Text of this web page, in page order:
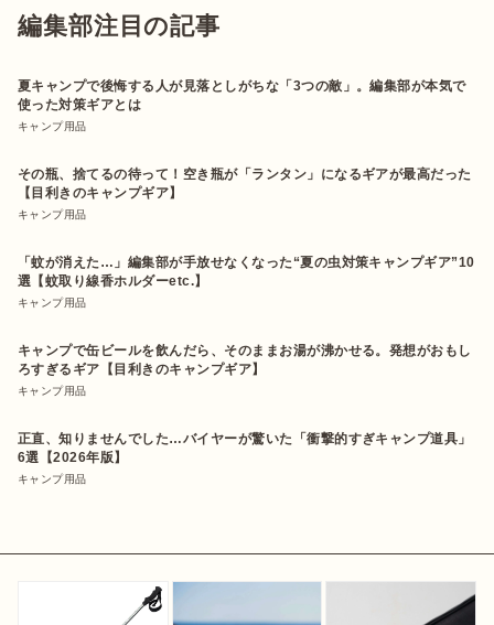
編集部注目の記事
夏キャンプで後悔する人が見落としがちな「3つの敵」。編集部が本気で
使った対策ギアとは
キャンプ用品
その瓶、捨てるの待って！空き瓶が「ランタン」になるギアが最高だった
【目利きのキャンプギア】
キャンプ用品
「蚊が消えた…」編集部が手放せなくなった“夏の虫対策キャンプギア”10
選【蚊取り線香ホルダーetc.】
キャンプ用品
キャンプで缶ビールを飲んだら、そのままお湯が沸かせる。発想がおもし
ろすぎるギア【目利きのキャンプギア】
キャンプ用品
正直、知りませんでした…バイヤーが驚いた「衝撃的すぎキャンプ道具」
6選【2026年版】
キャンプ用品